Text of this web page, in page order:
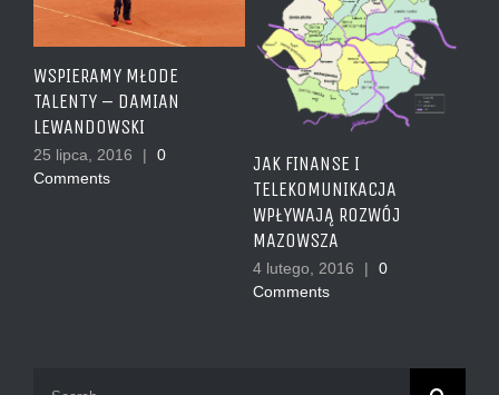
WSPIERAMY MŁODE
TALENTY – DAMIAN
LEWANDOWSKI
25 lipca, 2016 |
0
Comments
JAK FINANSE I
TELEKOMUNIKACJA
WPŁYWAJĄ ROZWÓJ
MAZOWSZA
4 lutego, 2016 |
0
Comments